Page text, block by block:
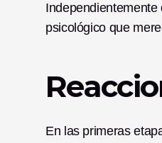
psicológico que
En las primeras